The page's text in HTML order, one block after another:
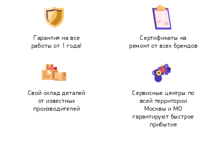
Гарантия на все
работы от 1 года!
Сертификаты на
ремонт от всех брендов
Свой склад деталей
от известных
производителей
Сервисные центры по
всей территории
Москвы и МО
гарантируют быстрое
прибытие